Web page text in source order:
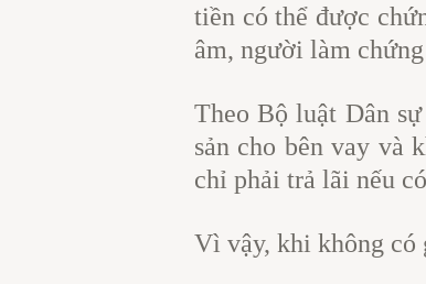
tiền có thể được
âm, người làm
Theo Bộ luật Dân
sản cho bên vay và
chỉ phải trả lãi nếu
Vì vậy, khi không có